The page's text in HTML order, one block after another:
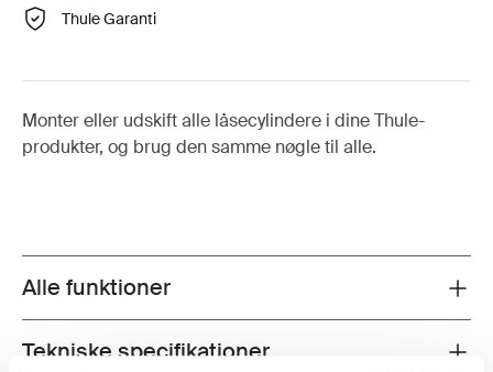
Thule Garanti
Monter eller udskift alle låsecylindere i dine Thule-
produkter, og brug den samme nøgle til alle.
Toggle features
Alle funktioner
Toggle techspec
Tekniske specifikationer